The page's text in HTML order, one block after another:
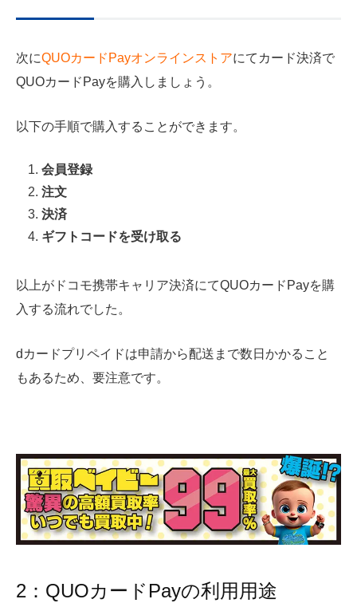
次にQUOカードPayオンラインストアにてカード決済で
QUOカードPayを購入しましょう。
以下の手順で購入することができます。
会員登録
注文
決済
ギフトコードを受け取る
以上がドコモ携帯キャリア決済にてQUOカードPayを購
入する流れでした。
dカードプリペイドは申請から配送まで数日かかること
もあるため、要注意です。
2：QUOカードPayの利用用途